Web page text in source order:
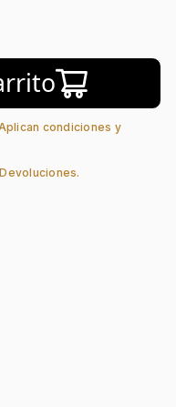
condiciones y